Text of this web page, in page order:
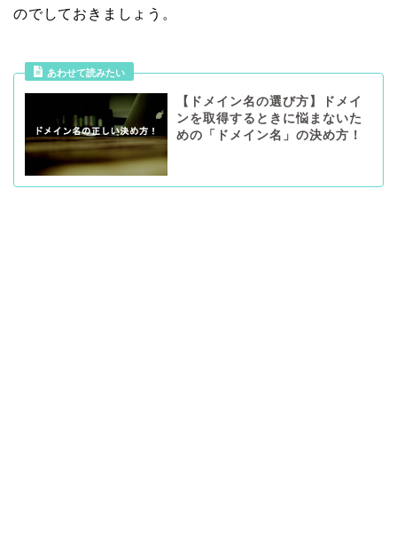
のでしておきましょう。
あわせて読みたい
【ドメイン名の選び方】ドメイ
ンを取得するときに悩まないた
めの「ドメイン名」の決め方！